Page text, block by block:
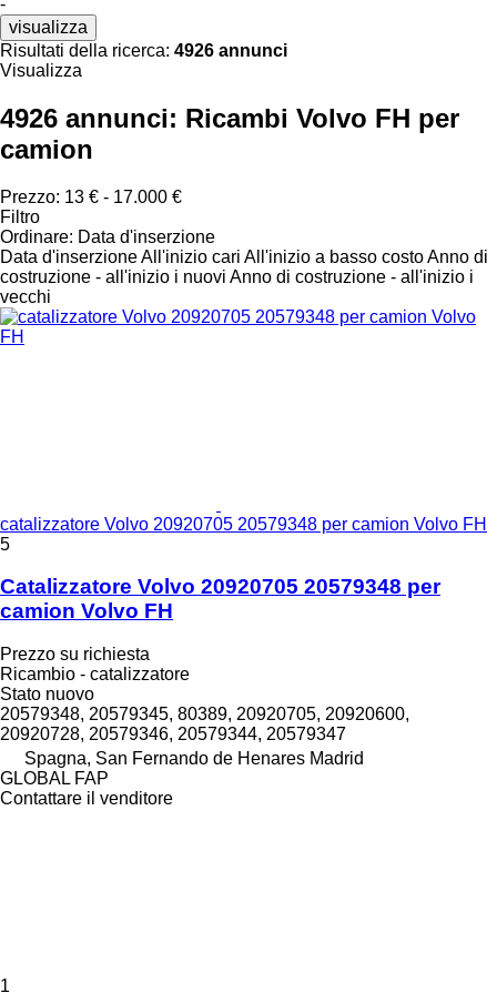
visualizza
Risultati della ricerca: 4926 annunci
Visualizza
4926 annunci: Ricambi Volvo FH per
camion
Prezzo: 13 € - 17.000 €
Filtro
Ordinare: Data d'inserzione
Data d'inserzioneAll'inizio cari All'inizio a basso costoAnno di
costruzione - all'inizio i nuovi Anno di costruzione - all'inizio i
vecchi
catalizzatore Volvo 20920705 20579348 per camion Volvo FH
5
Catalizzatore Volvo 20920705 20579348 per
camion Volvo FH
Prezzo su richiesta
Ricambio - catalizzatore
Stato nuovo
20579348, 20579345, 80389, 20920705, 20920600,
20920728, 20579346, 20579344, 20579347
Spagna, San Fernando de Henares Madrid
GLOBAL FAP
Contattare il venditore
1